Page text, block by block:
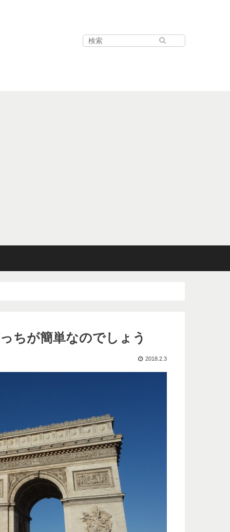
ちが簡単なのでしょう
2018.2.3